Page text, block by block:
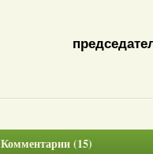
Комментарии (15)